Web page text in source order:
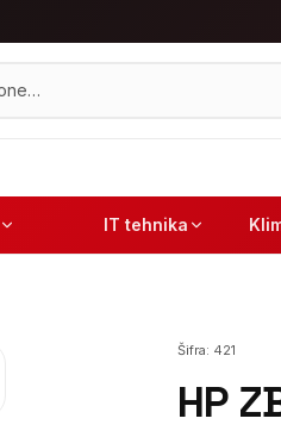
IT tehnika
Šifra: 421
HP